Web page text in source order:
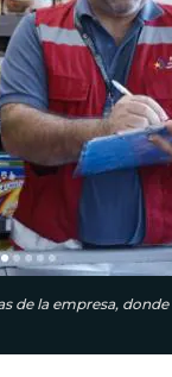
de la empresa,